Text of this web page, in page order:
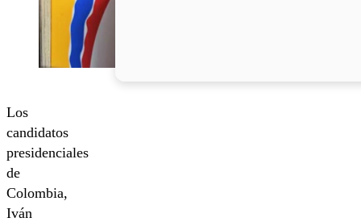
Los
candidatos
presidenciales
de
Colombia,
Iván